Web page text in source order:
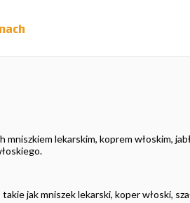
lekarskim, koprem włoskim,
jak mniszek lekarski, koper włoski,